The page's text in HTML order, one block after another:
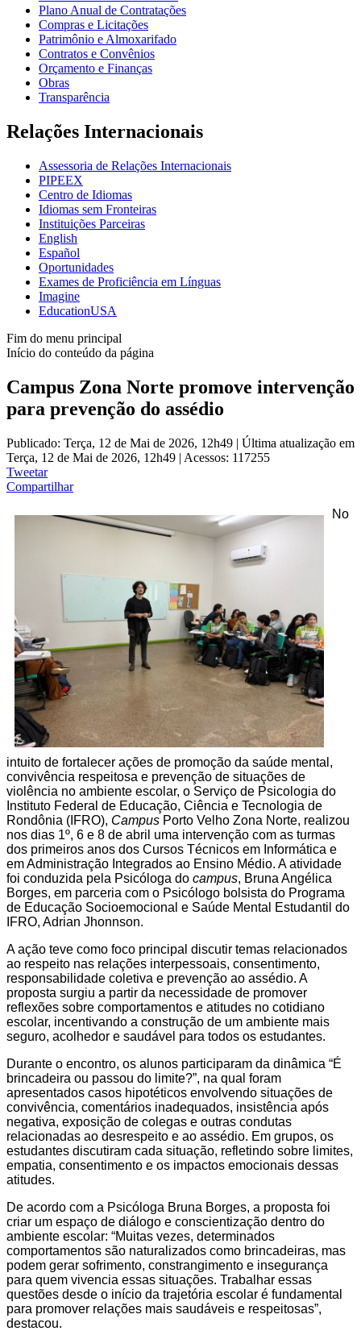
Plano Anual de Contratações
Compras e Licitações
Patrimônio e Almoxarifado
Contratos e Convênios
Orçamento e Finanças
Obras
Transparência
Relações Internacionais
Assessoria de Relações Internacionais
PIPEEX
Centro de Idiomas
Idiomas sem Fronteiras
Instituições Parceiras
English
Español
Oportunidades
Exames de Proficiência em Línguas
Imagine
EducationUSA
Fim do menu principal
Início do conteúdo da página
Campus Zona Norte promove intervenção
para prevenção do assédio
Publicado: Terça, 12 de Mai de 2026, 12h49 | Última atualização em
Terça, 12 de Mai de 2026, 12h49 | Acessos: 117255
Tweetar
Compartilhar
No
intuito de fortalecer ações de promoção da saúde mental,
convivência respeitosa e prevenção de situações de
violência no ambiente escolar, o Serviço de Psicologia do
Instituto Federal de Educação, Ciência e Tecnologia de
Rondônia (IFRO), Campus Porto Velho Zona Norte, realizou
nos dias 1º, 6 e 8 de abril uma intervenção com as turmas
dos primeiros anos dos Cursos Técnicos em Informática e
em Administração Integrados ao Ensino Médio. A atividade
foi conduzida pela Psicóloga do campus, Bruna Angélica
Borges, em parceria com o Psicólogo bolsista do Programa
de Educação Socioemocional e Saúde Mental Estudantil do
IFRO, Adrian Jhonnson.
A ação teve como foco principal discutir temas relacionados
ao respeito nas relações interpessoais, consentimento,
responsabilidade coletiva e prevenção ao assédio. A
proposta surgiu a partir da necessidade de promover
reflexões sobre comportamentos e atitudes no cotidiano
escolar, incentivando a construção de um ambiente mais
seguro, acolhedor e saudável para todos os estudantes.
Durante o encontro, os alunos participaram da dinâmica “É
brincadeira ou passou do limite?”, na qual foram
apresentados casos hipotéticos envolvendo situações de
convivência, comentários inadequados, insistência após
negativa, exposição de colegas e outras condutas
relacionadas ao desrespeito e ao assédio. Em grupos, os
estudantes discutiram cada situação, refletindo sobre limites,
empatia, consentimento e os impactos emocionais dessas
atitudes.
De acordo com a Psicóloga Bruna Borges, a proposta foi
criar um espaço de diálogo e conscientização dentro do
ambiente escolar: “Muitas vezes, determinados
comportamentos são naturalizados como brincadeiras, mas
podem gerar sofrimento, constrangimento e insegurança
para quem vivencia essas situações. Trabalhar essas
questões desde o início da trajetória escolar é fundamental
para promover relações mais saudáveis e respeitosas”,
destacou.